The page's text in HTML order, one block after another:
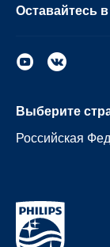
Оставайтесь в
Выберите
Российская